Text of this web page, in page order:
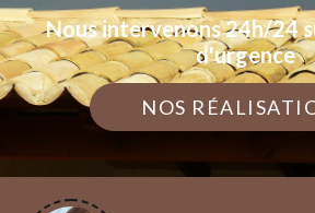
Nous intervenons 24h/24
d'urgence
NOS